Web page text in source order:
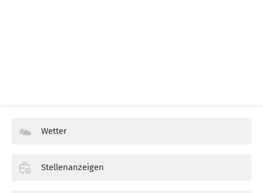
Wetter
Stellenanzeigen